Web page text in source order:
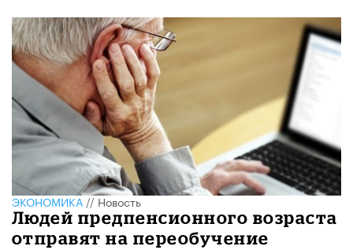
ЭКОНОМИКА//Новость
Людей предпенсионного возраста
отправят на переобучение